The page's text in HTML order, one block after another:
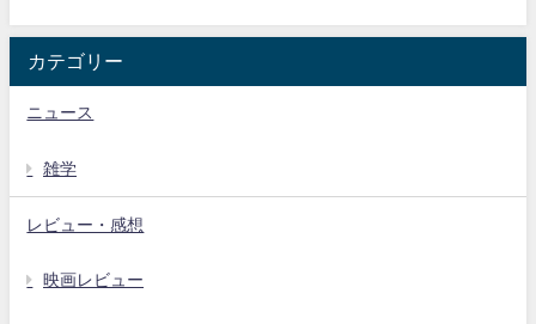
カテゴリー
ニュース
雑学
レビュー・感想
映画レビュー